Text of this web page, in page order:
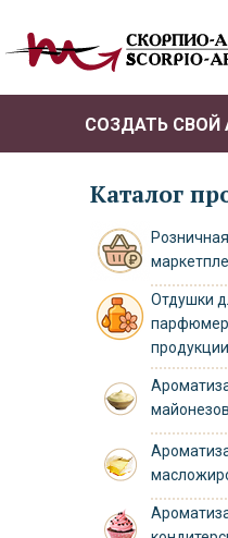
СОЗДАТЬ СВОЙ
Каталог
Отдушки
продукции
майонезов